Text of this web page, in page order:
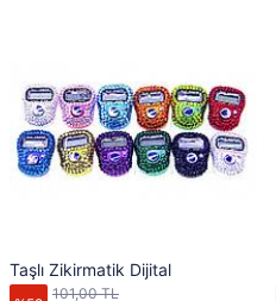
Taşlı Zikirmatik Dijital
101,00 TL